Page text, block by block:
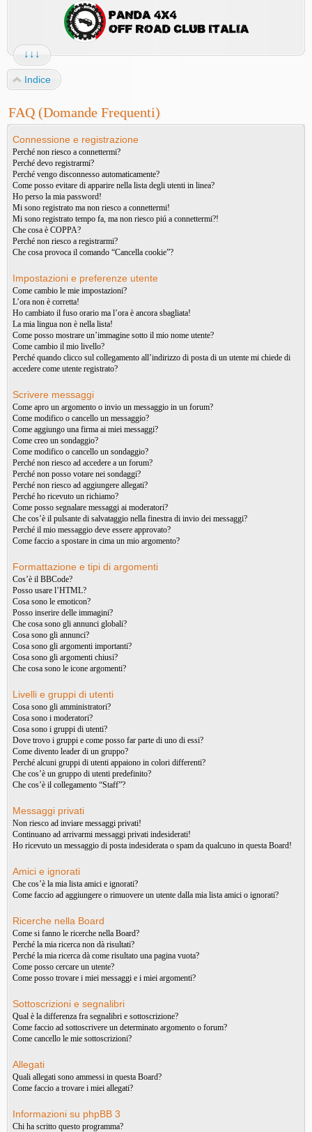
↓↓↓
Indice
FAQ (Domande Frequenti)
Connessione e registrazione
Perché non riesco a connettermi?
Perché devo registrarmi?
Perché vengo disconnesso automaticamente?
Come posso evitare di apparire nella lista degli utenti in linea?
Ho perso la mia password!
Mi sono registrato ma non riesco a connettermi!
Mi sono registrato tempo fa, ma non riesco piú a connettermi?!
Che cosa è COPPA?
Perché non riesco a registrarmi?
Che cosa provoca il comando “Cancella cookie”?
Impostazioni e preferenze utente
Come cambio le mie impostazioni?
L’ora non è corretta!
Ho cambiato il fuso orario ma l’ora è ancora sbagliata!
La mia lingua non è nella lista!
Come posso mostrare un’immagine sotto il mio nome utente?
Come cambio il mio livello?
Perché quando clicco sul collegamento all’indirizzo di posta di un utente mi chiede di
accedere come utente registrato?
Scrivere messaggi
Come apro un argomento o invio un messaggio in un forum?
Come modifico o cancello un messaggio?
Come aggiungo una firma ai miei messaggi?
Come creo un sondaggio?
Come modifico o cancello un sondaggio?
Perché non riesco ad accedere a un forum?
Perché non posso votare nei sondaggi?
Perché non riesco ad aggiungere allegati?
Perché ho ricevuto un richiamo?
Come posso segnalare messaggi ai moderatori?
Che cos’è il pulsante di salvataggio nella finestra di invio dei messaggi?
Perché il mio messaggio deve essere approvato?
Come faccio a spostare in cima un mio argomento?
Formattazione e tipi di argomenti
Cos’è il BBCode?
Posso usare l’HTML?
Cosa sono le emoticon?
Posso inserire delle immagini?
Che cosa sono gli annunci globali?
Cosa sono gli annunci?
Cosa sono gli argomenti importanti?
Cosa sono gli argomenti chiusi?
Che cosa sono le icone argomenti?
Livelli e gruppi di utenti
Cosa sono gli amministratori?
Cosa sono i moderatori?
Cosa sono i gruppi di utenti?
Dove trovo i gruppi e come posso far parte di uno di essi?
Come divento leader di un gruppo?
Perché alcuni gruppi di utenti appaiono in colori differenti?
Che cos’è un gruppo di utenti predefinito?
Che cos’è il collegamento “Staff”?
Messaggi privati
Non riesco ad inviare messaggi privati!
Continuano ad arrivarmi messaggi privati indesiderati!
Ho ricevuto un messaggio di posta indesiderata o spam da qualcuno in questa Board!
Amici e ignorati
Che cos’è la mia lista amici e ignorati?
Come faccio ad aggiungere o rimuovere un utente dalla mia lista amici o ignorati?
Ricerche nella Board
Come si fanno le ricerche nella Board?
Perché la mia ricerca non dà risultati?
Perché la mia ricerca dà come risultato una pagina vuota?
Come posso cercare un utente?
Come posso trovare i miei messaggi e i miei argomenti?
Sottoscrizioni e segnalibri
Qual è la differenza fra segnalibri e sottoscrizione?
Come faccio ad sottoscrivere un determinato argomento o forum?
Come cancello le mie sottoscrizioni?
Allegati
Quali allegati sono ammessi in questa Board?
Come faccio a trovare i miei allegati?
Informazioni su phpBB 3
Chi ha scritto questo programma?